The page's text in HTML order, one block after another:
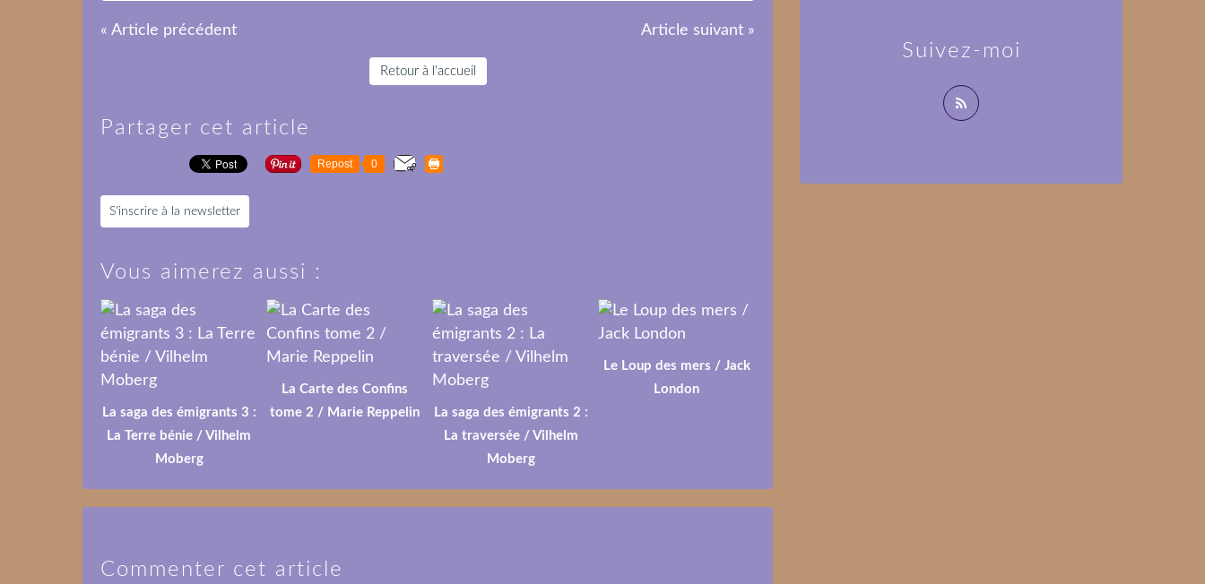
« Article précédent Article suivant »
Retour à l'accueil
Partager cet article
Repost 0
S'inscrire à la newsletter
Vous aimerez aussi :
La saga des émigrants 3 :
La Terre bénie / Vilhelm
Moberg
La Carte des Confins
tome 2 / Marie Reppelin
La saga des émigrants 2 :
La traversée / Vilhelm
Moberg
Le Loup des mers / Jack
London
Commenter cet article
Suivez-moi